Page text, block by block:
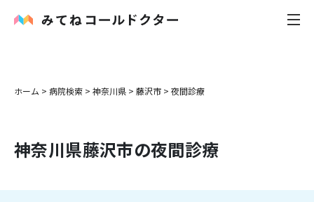
内科
花粉症
ホーム > 病院検索 > 神奈川県 > 藤沢市 > 夜間診療
神奈川県藤沢市の夜間診療